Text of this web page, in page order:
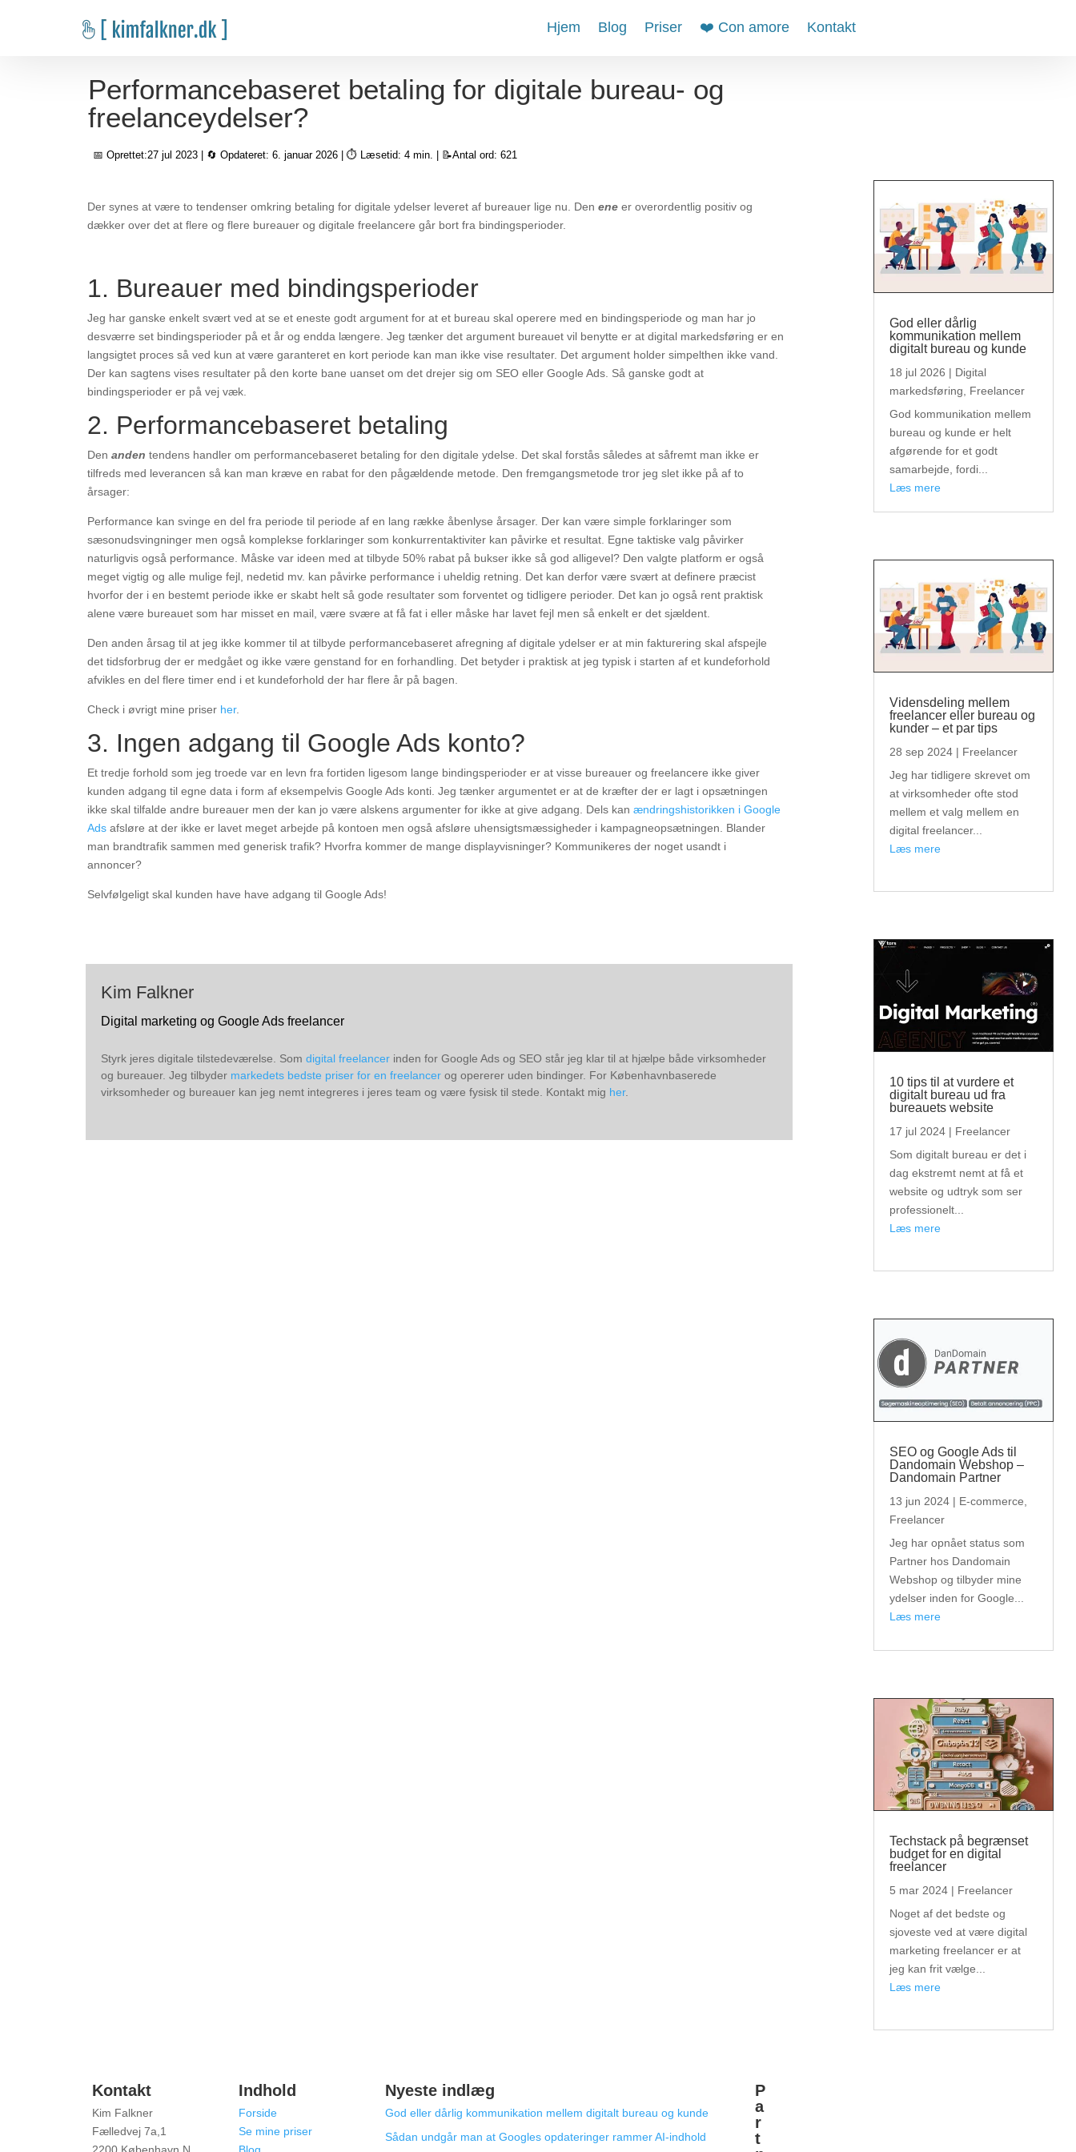
Hjem Blog Priser ❤️ Con amore Kontakt
Performancebaseret betaling for digitale bureau- og
freelanceydelser?
📅 Oprettet:27 jul 2023 | 🔄 Opdateret: 6. januar 2026 | ⏱️ Læsetid: 4 min. | 📝Antal ord: 621
Der synes at være to tendenser omkring betaling for digitale ydelser leveret af bureauer lige nu. Den eneer overordentlig positiv og
dækker over det at flere og flere bureauer og digitale freelancere går bort fra bindingsperioder.
1. Bureauer med bindingsperioder
Jeg har ganske enkelt svært ved at se et eneste godt argument for at et bureau skal operere med en bindingsperiode og man har jo
desværre set bindingsperioder på et år og endda længere. Jeg tænker det argument bureauet vil benytte er at digital markedsføring er en
langsigtet proces så ved kun at være garanteret en kort periode kan man ikke vise resultater. Det argument holder simpelthen ikke vand.
Der kan sagtens vises resultater på den korte bane uanset om det drejer sig om SEO eller Google Ads. Så ganske godt at
bindingsperioder er på vej væk.
2. Performancebaseret betaling
Den anden tendens handler om performancebaseret betaling for den digitale ydelse. Det skal forstås således at såfremt man ikke er
tilfreds med leverancen så kan man kræve en rabat for den pågældende metode. Den fremgangsmetode tror jeg slet ikke på af to
årsager:
Performance kan svinge en del fra periode til periode af en lang række åbenlyse årsager. Der kan være simple forklaringer som
sæsonudsvingninger men også komplekse forklaringer som konkurrentaktiviter kan påvirke et resultat. Egne taktiske valg påvirker
naturligvis også performance. Måske var ideen med at tilbyde 50% rabat på bukser ikke så god alligevel? Den valgte platform er også
meget vigtig og alle mulige fejl, nedetid mv. kan påvirke performance i uheldig retning. Det kan derfor være svært at definere præcist
hvorfor der i en bestemt periode ikke er skabt helt så gode resultater som forventet og tidligere perioder. Det kan jo også rent praktisk
alene være bureauet som har misset en mail, være svære at få fat i eller måske har lavet fejl men så enkelt er det sjældent.
Den anden årsag til at jeg ikke kommer til at tilbyde performancebaseret afregning af digitale ydelser er at min fakturering skal afspejle
det tidsforbrug der er medgået og ikke være genstand for en forhandling. Det betyder i praktisk at jeg typisk i starten af et kundeforhold
afvikles en del flere timer end i et kundeforhold der har flere år på bagen.
Check i øvrigt mine priser her.
3. Ingen adgang til Google Ads konto?
Et tredje forhold som jeg troede var en levn fra fortiden ligesom lange bindingsperioder er at visse bureauer og freelancere ikke giver
kunden adgang til egne data i form af eksempelvis Google Ads konti. Jeg tænker argumentet er at de kræfter der er lagt i opsætningen
ikke skal tilfalde andre bureauer men der kan jo være alskens argumenter for ikke at give adgang. Dels kan ændringshistorikken i Google
Adsafsløre at der ikke er lavet meget arbejde på kontoen men også afsløre uhensigtsmæssigheder i kampagneopsætningen. Blander
man brandtrafik sammen med generisk trafik? Hvorfra kommer de mange displayvisninger? Kommunikeres der noget usandt i
annoncer?
Selvfølgeligt skal kunden have have adgang til Google Ads!
Kim Falkner
Digital marketing og Google Ads freelancer
Styrk jeres digitale tilstedeværelse. Som digital freelancer inden for Google Ads og SEO står jeg klar til at hjælpe både virksomheder
og bureauer. Jeg tilbyder markedets bedste priser for en freelancer og opererer uden bindinger. For Københavnbaserede
virksomheder og bureauer kan jeg nemt integreres i jeres team og være fysisk til stede. Kontakt mig her.
God eller dårlig
kommunikation mellem
digitalt bureau og kunde
18 jul 2026 | Digital
markedsføring
Freelancer
God kommunikation mellem
bureau og kunde er helt
afgørende for et godt
samarbejde, fordi...
læs mere
Vidensdeling mellem
freelancer eller bureau og
kunder – et par tips
28 sep 2024 | Freelancer
Jeg har tidligere skrevet om
at virksomheder ofte stod
mellem et valg mellem en
digital freelancer...
læs mere
10 tips til at vurdere et
digitalt bureau ud fra
bureauets website
17 jul 2024 | Freelancer
Som digitalt bureau er det i
dag ekstremt nemt at få et
website og udtryk som ser
professionelt...
læs mere
SEO og Google Ads til
Dandomain Webshop –
Dandomain Partner
13 jun 2024 | E-commerce
Freelancer
Jeg har opnået status som
Partner hos Dandomain
Webshop og tilbyder mine
ydelser inden for Google...
læs mere
Techstack på begrænset
budget for en digital
freelancer
5 mar 2024 | Freelancer
Noget af det bedste og
sjoveste ved at være digital
marketing freelancer er at
jeg kan frit vælge...
læs mere
Kontakt
Kim Falkner
Fælledvej 7a,1
Indhold
Forside
Se mine priser
Nyeste indlæg
God eller dårlig kommunikation mellem digitalt bureau og kunde
Sådan undgår man at Googles opdateringer rammer AI-indhold
P
a
r
t